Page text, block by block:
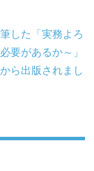
した「実務よろ
要があるか～」
ら出版されまし